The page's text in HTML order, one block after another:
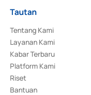
Tautan
Tentang Kami
Layanan Kami
Kabar Terbaru
Platform Kami
Riset
Bantuan